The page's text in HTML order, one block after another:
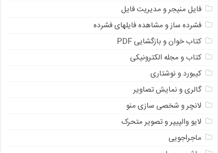
فایل منیجر و مدیریت فایل
فشرده ساز و مشاهده فایلهای فشرده
کتاب خوان و بازگشایی PDF
کتاب و مجله الکترونیکی
کیبورد و نوشتاری
گالری و نمایش تصاویر
لانچر و شخصی سازی منو
لایو والپیپر و تصویر متحرک
ماجراجویی